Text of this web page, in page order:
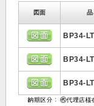
図面 品
BP34-
BP34-
BP34-